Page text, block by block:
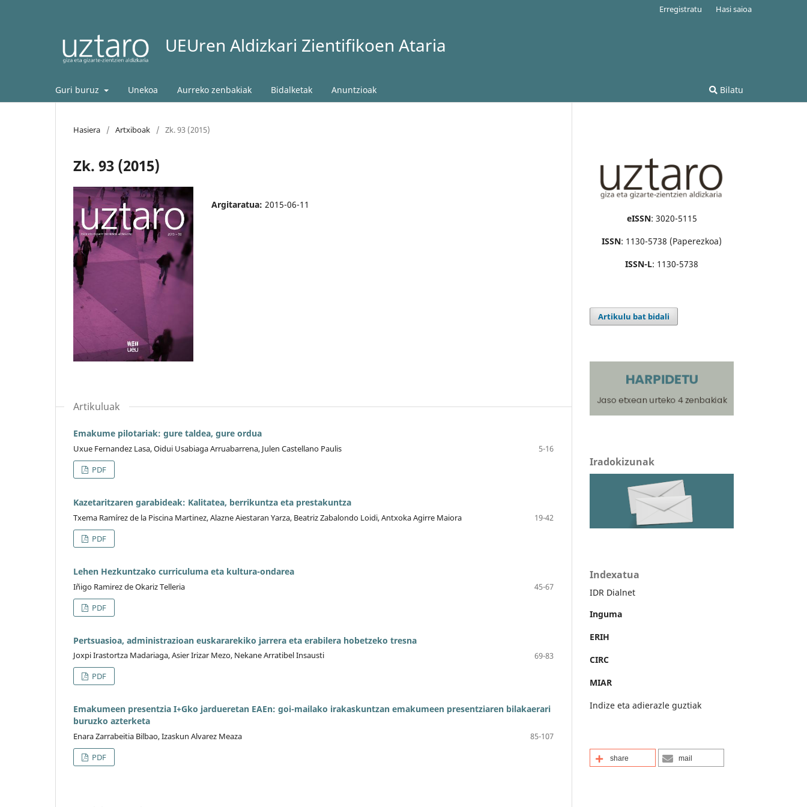
UEUren Aldizkari Zientifikoen Ataria
Guri buruz Unekoa Aurreko zenbakiak Bidalketak Anuntzioak Bilatu
Erregistratu Hasi saioa
Hasiera / Artxiboak / Zk. 93 (2015)
Zk. 93 (2015)
Argitaratua: 2015-06-11
Artikuluak
Emakume pilotariak: gure taldea, gure ordua
Uxue Fernandez Lasa, Oidui Usabiaga Arruabarrena, Julen Castellano Paulis
5-16
PDF
Kazetaritzaren garabideak: Kalitatea, berrikuntza eta prestakuntza
Txema Ramírez de la Piscina Martinez, Alazne Aiestaran Yarza, Beatriz Zabalondo Loidi, Antxoka Agirre Maiora
19-42
PDF
Lehen Hezkuntzako curriculuma eta kultura-ondarea
Iñigo Ramirez de Okariz Telleria
45-67
PDF
Pertsuasioa, administrazioan euskararekiko jarrera eta erabilera hobetzeko tresna
Joxpi Irastortza Madariaga, Asier Irizar Mezo, Nekane Arratibel Insausti
69-83
PDF
Emakumeen presentzia I+Gko jardueretan EAEn: goi-mailako irakaskuntzan emakumeen presentziaren bilakaerari
buruzko azterketa
Enara Zarrabeitia Bilbao, Izaskun Alvarez Meaza
85-107
PDF
eISSN: 3020-5115
ISSN: 1130-5738 (Paperezkoa)
ISSN-L: 1130-5738
Artikulu bat bidali
Iradokizunak
Indexatua
IDR Dialnet
Inguma
ERIH
CIRC
MIAR
Indize eta adierazle guztiak
share mail